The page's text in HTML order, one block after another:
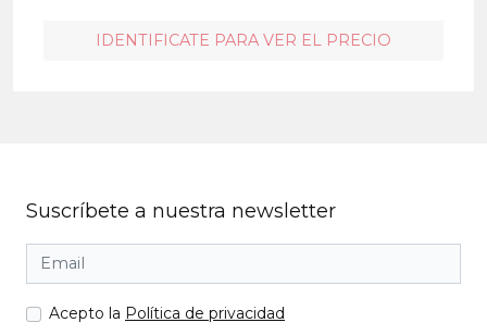
IDENTIFICATE PARA VER EL PRECIO
Suscríbete a nuestra newsletter
Acepto la Política de privacidad